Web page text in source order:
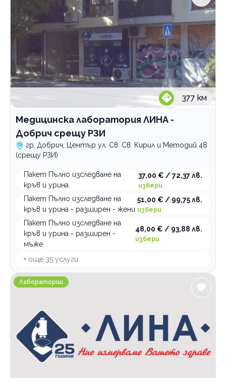
377 км
Медицинска лаборатория ЛИНА -
Добрич срещу РЗИ
гр. Добрич, Център ул. Св. Св. Кирил и Методий 48
(срещу РЗИ)
Пакет Пълно изследване на
кръв и урина
37,00 € / 72,37 лв.
избери
Пакет Пълно изследване на
кръв и урина - разширен - жени
51,00 € / 99,75 лв.
избери
Пакет Пълно изследване на
кръв и урина - разширен -
мъже
48,00 € / 93,88 лв.
избери
+ още 35 услуги
Медицинска лаборатория ЛИНА - Добрич до ДКЦ 2
Лаборатории
Интравенозни терапии
Логопедични услуги
Холистична и алтернативна медицина
Лаборатории
Рехабилитация
Стоматологични услуги
По домовете